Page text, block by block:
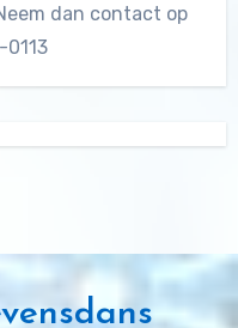
dan contact op